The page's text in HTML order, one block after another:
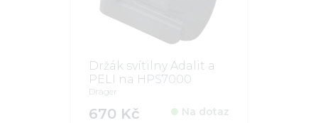
Držák svítilny Adalit a
PELI na HPS7000
Dräger
670 Kč Na dotaz